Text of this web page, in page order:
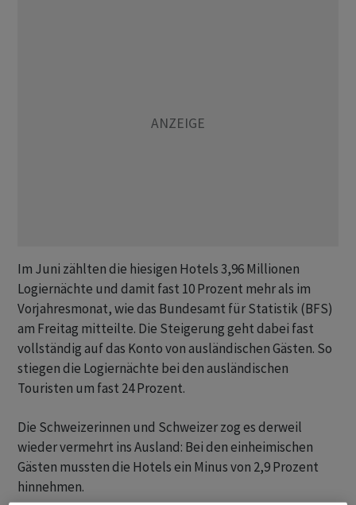
Im Juni zählten die hiesigen Hotels 3,96 Millionen
Logiernächte und damit fast 10 Prozent mehr als im
Vorjahresmonat, wie das Bundesamt für Statistik (BFS)
am Freitag mitteilte. Die Steigerung geht dabei fast
vollständig auf das Konto von ausländischen Gästen. So
stiegen die Logiernächte bei den ausländischen
Touristen um fast 24 Prozent.
Die Schweizerinnen und Schweizer zog es derweil
wieder vermehrt ins Ausland: Bei den einheimischen
Gästen mussten die Hotels ein Minus von 2,9 Prozent
hinnehmen.